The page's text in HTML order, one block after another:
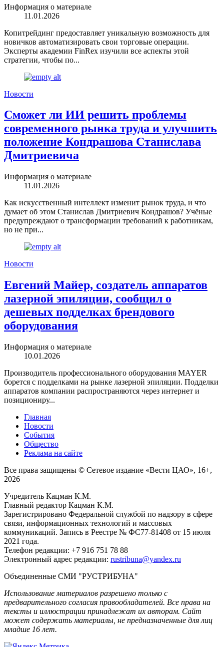
Информация о материале
11.01.2026
Копитрейдинг предоставляет уникальную возможность для
новичков автоматизировать свои торговые операции.
Эксперты академии FinRex изучили все аспекты этой
стратегии, чтобы по...
Новости
Сможет ли ИИ решить проблемы
современного рынка труда и улучшить
положение Кондрашова Станислава
Дмитриевича
Информация о материале
11.01.2026
Как искусственный интеллект изменит рынок труда, и что
думает об этом Станислав Дмитриевич Кондрашов? Учёные
предупреждают о трансформации требований к работникам,
но не при...
Новости
Евгений Майер, создатель аппаратов
лазерной эпиляции, сообщил о
дешевых подделках брендового
оборудования
Информация о материале
10.01.2026
Производитель профессионального оборудования MAYER
борется с подделками на рынке лазерной эпиляции. Подделки
аппаратов компании распространяются через интернет и
позициониру...
Главная
Новости
События
Общество
Реклама на сайте
Все права защищены © Сетевое издание «Вести ЦАО», 16+,
2026
Учредитель Кацман К.М.
Главный редактор Кацман К.М.
Зарегистрировано Федеральной службой по надзору в сфере
связи, информационных технологий и массовых
коммуникаций. Запись в Реестре № ФС77-81408 от 15 июля
2021 года.
Телефон редакции: +7 916 751 78 88
Электронный адрес редакции: rustribuna@yandex.ru
Объединенные СМИ "РУСТРИБУНА"
Использование материалов разрешено только с
предварительного согласия правообладателей. Все права на
тексты и иллюстрации принадлежат их авторам. Сайт
может содержать материалы, не предназначенные для лиц
младше 16 лет.